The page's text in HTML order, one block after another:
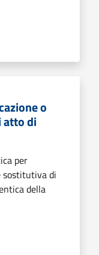
o
atto di
per
sostitutiva di
della